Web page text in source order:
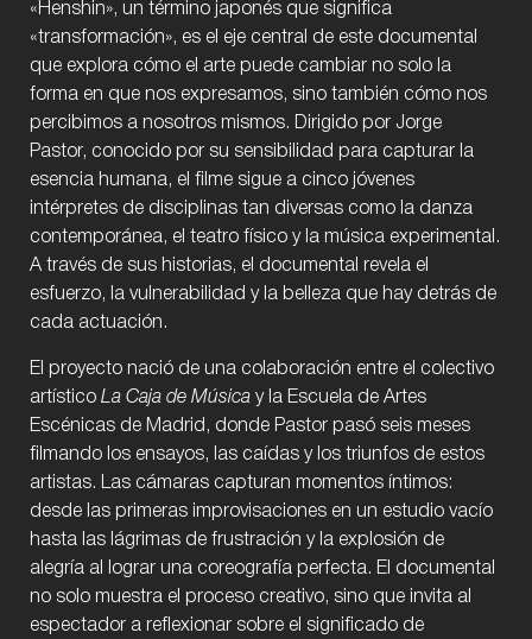
«Henshin», un término japonés que significa
«transformación», es el eje central de este documental
que explora cómo el arte puede cambiar no solo la
forma en que nos expresamos, sino también cómo nos
percibimos a nosotros mismos. Dirigido por Jorge
Pastor, conocido por su sensibilidad para capturar la
esencia humana, el filme sigue a cinco jóvenes
intérpretes de disciplinas tan diversas como la danza
contemporánea, el teatro físico y la música experimental.
A través de sus historias, el documental revela el
esfuerzo, la vulnerabilidad y la belleza que hay detrás de
cada actuación.
El proyecto nació de una colaboración entre el colectivo
artístico La Caja de Música y la Escuela de Artes
Escénicas de Madrid, donde Pastor pasó seis meses
filmando los ensayos, las caídas y los triunfos de estos
artistas. Las cámaras capturan momentos íntimos:
desde las primeras improvisaciones en un estudio vacío
hasta las lágrimas de frustración y la explosión de
alegría al lograr una coreografía perfecta. El documental
no solo muestra el proceso creativo, sino que invita al
espectador a reflexionar sobre el significado de